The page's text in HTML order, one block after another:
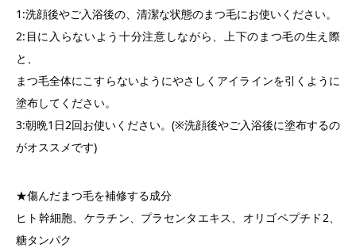
1:洗顔後やご入浴後の、清潔な状態のまつ毛にお使いください。
2:目に入らないよう十分注意しながら、上下のまつ毛の生え際
と、
まつ毛全体にこすらないようにやさしくアイラインを引くように
塗布してください。
3:朝晩1日2回お使いください。(※洗顔後やご入浴後に塗布するの
がオススメです)
★傷んだまつ毛を補修する成分
ヒト幹細胞、ケラチン、プラセンタエキス、オリゴペプチド2、
糖タンパク